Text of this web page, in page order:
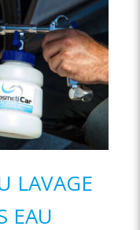
LAVAGE
EAU